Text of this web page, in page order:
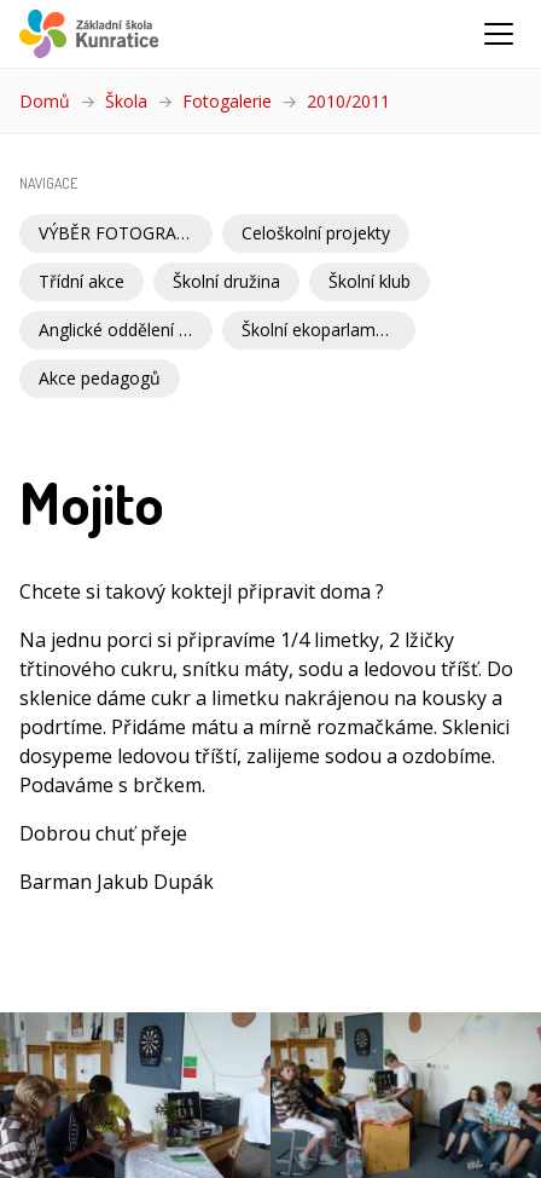
Domů Škola Fotogalerie 2010/2011
NAVIGACE
VÝBĚR FOTOGRAFIÍ Celoškolní projekty
Třídní akce Školní družina Školní klub
Anglické oddělení školní družiny Školní ekoparlament
Akce pedagogů
Mojito
Chcete si takový koktejl připravit doma ?
Na jednu porci si připravíme 1/4 limetky, 2 lžičky
třtinového cukru, snítku máty, sodu a ledovou tříšť. Do
sklenice dáme cukr a limetku nakrájenou na kousky a
podrtíme. Přidáme mátu a mírně rozmačkáme. Sklenici
dosypeme ledovou tříští, zalijeme sodou a ozdobíme.
Podaváme s brčkem.
Dobrou chuť přeje
Barman Jakub Dupák